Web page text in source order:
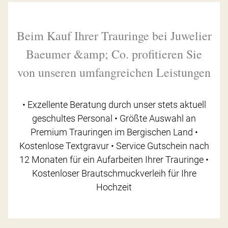
Beim Kauf Ihrer Trauringe bei Juwelier
Baeumer &amp; Co. profitieren Sie
von unseren umfangreichen Leistungen
• Exzellente Beratung durch unser stets aktuell
geschultes Personal • Größte Auswahl an
Premium Trauringen im Bergischen Land •
Kostenlose Textgravur • Service Gutschein nach
12 Monaten für ein Aufarbeiten Ihrer Trauringe •
Kostenloser Brautschmuckverleih für Ihre
Hochzeit